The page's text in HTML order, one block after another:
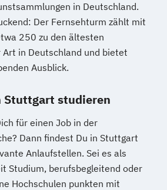
in Deutschland.
Der Fernsehturm zählt mit
250 zu den ältesten
Art in Deutschland und bietet
Ausblick.
Stuttgart studieren
für einen Job in der
Dann findest Du in Stuttgart
Anlaufstellen. Sei es als
Studium, berufsbegleitend oder
Hochschulen punkten mit